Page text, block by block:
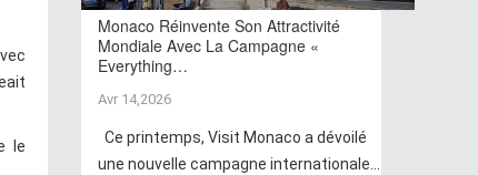
le
Monaco Réinvente Son Attractivité
Mondiale Avec La Campagne «
Everything…
Avr 14,2026
Ce printemps, Visit Monaco a dévoilé
une nouvelle campagne internationale...